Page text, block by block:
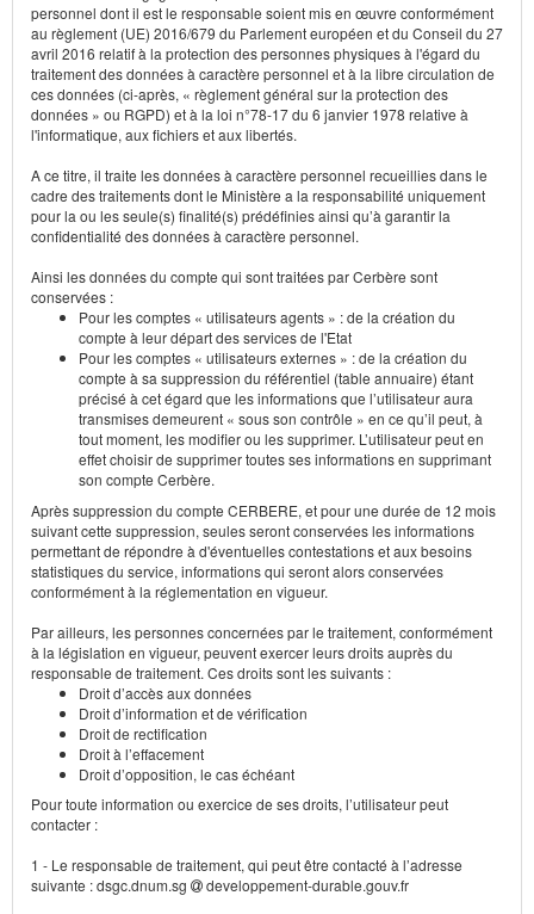
personnel dont il est le responsable soient mis en œuvre conformément
au règlement (UE) 2016/679 du Parlement européen et du Conseil du 27
avril 2016 relatif à la protection des personnes physiques à l'égard du
traitement des données à caractère personnel et à la libre circulation de
ces données (ci-après, « règlement général sur la protection des
données » ou RGPD) et à la loi n°78-17 du 6 janvier 1978 relative à
l'informatique, aux fichiers et aux libertés.
A ce titre, il traite les données à caractère personnel recueillies dans le
cadre des traitements dont le Ministère a la responsabilité uniquement
pour la ou les seule(s) finalité(s) prédéfinies ainsi qu’à garantir la
confidentialité des données à caractère personnel.
Ainsi les données du compte qui sont traitées par Cerbère sont
conservées :
Pour les comptes « utilisateurs agents » : de la création du
compte à leur départ des services de l'Etat
Pour les comptes « utilisateurs externes » : de la création du
compte à sa suppression du référentiel (table annuaire) étant
précisé à cet égard que les informations que l’utilisateur aura
transmises demeurent « sous son contrôle » en ce qu’il peut, à
tout moment, les modifier ou les supprimer. L’utilisateur peut en
effet choisir de supprimer toutes ses informations en supprimant
son compte Cerbère.
Après suppression du compte CERBERE, et pour une durée de 12 mois
suivant cette suppression, seules seront conservées les informations
permettant de répondre à d'éventuelles contestations et aux besoins
statistiques du service, informations qui seront alors conservées
conformément à la réglementation en vigueur.
Par ailleurs, les personnes concernées par le traitement, conformément
à la législation en vigueur, peuvent exercer leurs droits auprès du
responsable de traitement. Ces droits sont les suivants :
Droit d’accès aux données
Droit d’information et de vérification
Droit de rectification
Droit à l’effacement
Droit d’opposition, le cas échéant
Pour toute information ou exercice de ses droits, l’utilisateur peut
contacter :
1 - Le responsable de traitement, qui peut être contacté à l’adresse
suivante : dsgc.dnum.sg
developpement-durable.gouv.fr